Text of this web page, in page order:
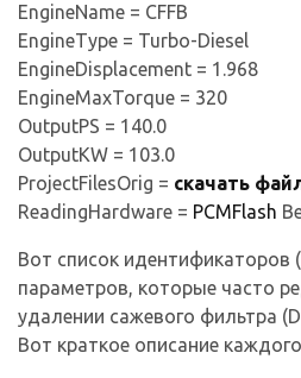
EngineName = CFFB
EngineType = Turbo-Diesel
EngineDisplacement = 1.968
EngineMaxTorque = 320
OutputPS = 140.0
OutputKW = 103.0
ProjectFilesOrig = скачать
ReadingHardware = PCMFlash
Вот список идентификаторов
параметров, которые часто
удалении сажевого фильтра
Вот краткое описание